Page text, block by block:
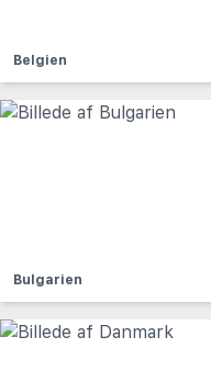
Belgien
Bulgarien